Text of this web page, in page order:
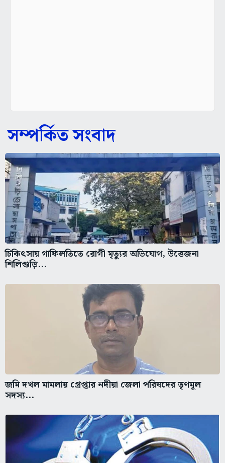
সম্পর্কিত সংবাদ
চিকিৎসায় গাফিলতিতে রোগী মৃত্যুর অভিযোগ, উত্তেজনা
শিলিগুড়ি...
জমি দখল মামলায় গ্রেপ্তার নদীয়া জেলা পরিষদের তৃণমূল
সদস্য...